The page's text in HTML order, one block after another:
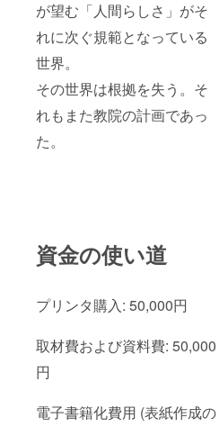
が望む「人間らしさ」がそ
れに次ぐ規範となっている
世界。
その世界は根拠を失う。そ
れもまた教院の計画であっ
た。
資金の使い道
プリンタ購入: 50,000円
取材費および資料費: 50,000
円
電子書籍化費用 (表紙作成の